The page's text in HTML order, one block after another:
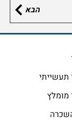
הבא
תעשייתי
מומלץ